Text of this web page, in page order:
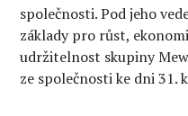
společnosti. Pod jeho
základy pro růst,
udržitelnost skupiny
ze společnosti ke dni 31.